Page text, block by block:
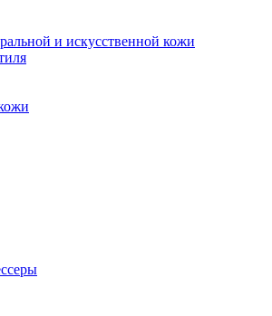
и искусственной кожи